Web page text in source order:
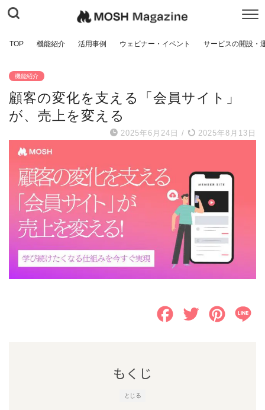
TOP 機能紹介 活用事例 ウェビナー・イベント サービスの開設・
機能紹介
顧客の変化を支える「会員サイト」
が、売上を変える
2025年6月24日 / 2025年8月13日
とじる
もくじ